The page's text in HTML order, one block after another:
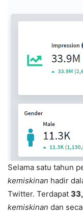
Selama satu tahun
kemiskinan hadir
Twitter. Terdapat
kemiskinan dan